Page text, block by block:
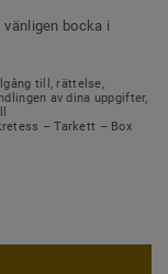
vänligen bocka i
till, rättelse,
av dina uppgifter,
– Tarkett – Box